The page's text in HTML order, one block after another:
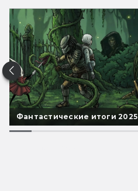
Фантастические итоги 2025